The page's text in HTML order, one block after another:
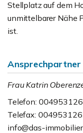
Stellplatz auf dem
unmittelbarer Nähe
ist.
Ansprechpartner
Frau Katrin
Telefon:
Telefax:
info@das-